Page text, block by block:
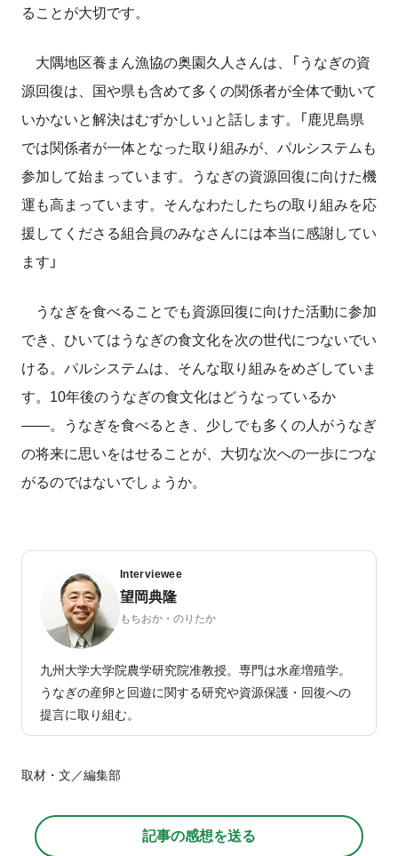
ることが大切です。
大隅地区養まん漁協の奥園久人さんは、「うなぎの資
源回復は、国や県も含めて多くの関係者が全体で動いて
いかないと解決はむずかしい」と話します。「鹿児島県
では関係者が一体となった取り組みが、パルシステムも
参加して始まっています。うなぎの資源回復に向けた機
運も高まっています。そんなわたしたちの取り組みを応
援してくださる組合員のみなさんには本当に感謝してい
ます」
うなぎを食べることでも資源回復に向けた活動に参加
でき、ひいてはうなぎの食文化を次の世代につないでい
ける。パルシステムは、そんな取り組みをめざしていま
す。10年後のうなぎの食文化はどうなっているか
――。うなぎを食べるとき、少しでも多くの人がうなぎ
の将来に思いをはせることが、大切な次への一歩につな
がるのではないでしょうか。
Interviewee
望岡典隆
もちおか・のりたか
九州大学大学院農学研究院准教授。専門は水産増殖学。
うなぎの産卵と回遊に関する研究や資源保護・回復への
提言に取り組む。
取材・文／編集部
記事の感想を送る